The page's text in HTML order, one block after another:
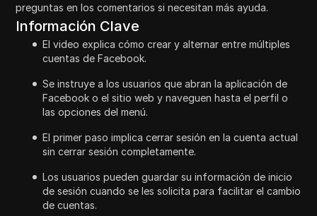
preguntas en los comentarios si necesitan más ayuda.
Información Clave
El video explica cómo crear y alternar entre múltiples
cuentas de Facebook.
Se instruye a los usuarios que abran la aplicación de
Facebook o el sitio web y naveguen hasta el perfil o
las opciones del menú.
El primer paso implica cerrar sesión en la cuenta actual
sin cerrar sesión completamente.
Los usuarios pueden guardar su información de inicio
de sesión cuando se les solicita para facilitar el cambio
de cuentas.